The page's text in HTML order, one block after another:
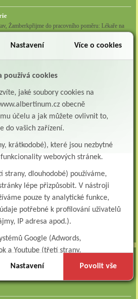
Žamberkpřijme do pracovního poměru: Lékaře na
na LDN
přijmeme všeobecnou nebo praktickou sestru na
pé...
a ftizeologiePr...
Žamberk přijme
přijme do pracovního
Požadujeme:odbornou způsobi...
všechna volná místa »
Nastavení Více o cookies
používá cookies
jaké soubory cookies na
obecně
účelu a jak můžete ovlivnit to,
do vašich zařízení.
krátkodobé), které jsou nezbytné
webových stránek.
strany, dlouhodobé) používáme,
lépe přizpůsobit. V nástroji
pouze ty analytické funkce,
potřebné k profilování uživatelů
IP adresa apod.).
Google (Adwords,
a Youtube (třetí strany,
slouží k marketingovému
personalizované reklamy na
Nastavení Povolit vše